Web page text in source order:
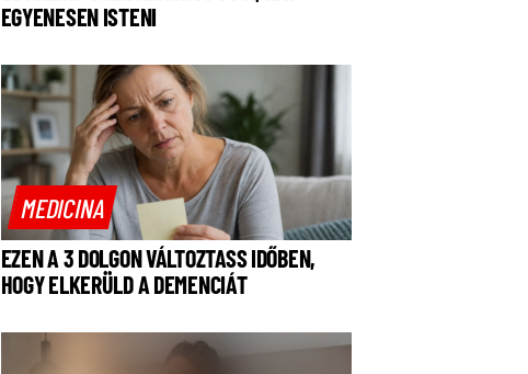
EGYENESEN ISTENI
MEDICINA
EZEN A 3 DOLGON VÁLTOZTASS IDŐBEN,
HOGY ELKERÜLD A DEMENCIÁT